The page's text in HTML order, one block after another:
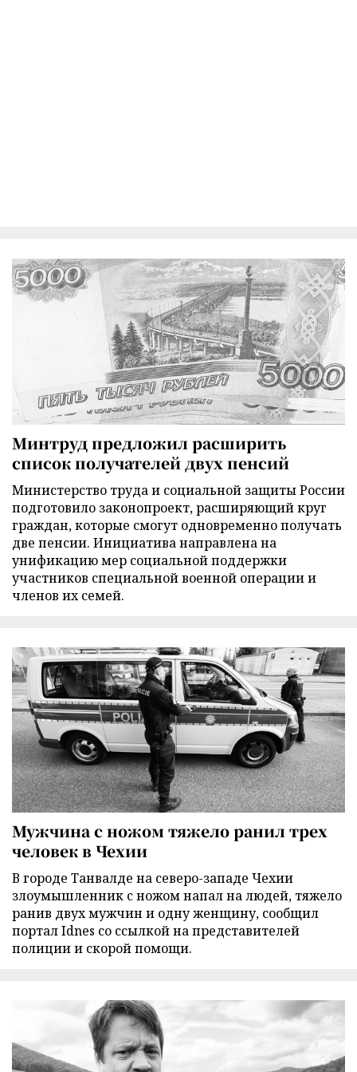
Минтруд предложил расширить
список получателей двух пенсий
Министерство труда и социальной защиты России
подготовило законопроект, расширяющий круг
граждан, которые смогут одновременно получать
две пенсии. Инициатива направлена на
унификацию мер социальной поддержки
участников специальной военной операции и
членов их семей.
Мужчина с ножом тяжело ранил трех
человек в Чехии
В городе Танвалде на северо-западе Чехии
злоумышленник с ножом напал на людей, тяжело
ранив двух мужчин и одну женщину, сообщил
портал Idnes со ссылкой на представителей
полиции и скорой помощи.